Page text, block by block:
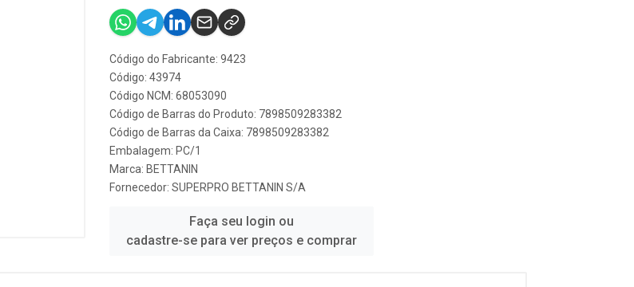
Código do Fabricante: 9423
Código: 43974
Código NCM: 68053090
Código de Barras do Produto: 7898509283382
Código de Barras da Caixa: 7898509283382
Embalagem: PC/1
Marca: BETTANIN
Fornecedor: SUPERPRO BETTANIN S/A
Faça seu login ou
cadastre-se para ver preços e comprar